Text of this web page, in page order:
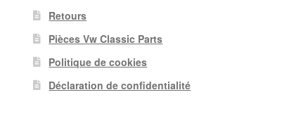
Retours
Pièces Vw Classic Parts
Politique de cookies
Déclaration de confidentialité